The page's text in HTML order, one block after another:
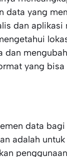
data yang
dan aplikasi
dan
yang bisa
data
adalah